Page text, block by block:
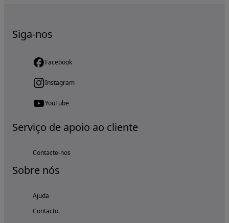
Siga-nos
Facebook
Instagram
YouTube
Serviço de apoio ao cliente
Contacte-nos
Sobre nós
Ajuda
Contacto